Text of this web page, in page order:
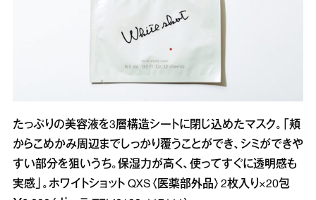
たっぷりの美容液を3層構造シートに閉じ込めたマスク。「頬
からこめかみ周辺までしっかり覆うことができ、シミができや
すい部分を狙いうち。保湿力が高く、使ってすぐに透明感も
実感」。ホワイトショット QXS〈医薬部外品〉2枚入り×20包